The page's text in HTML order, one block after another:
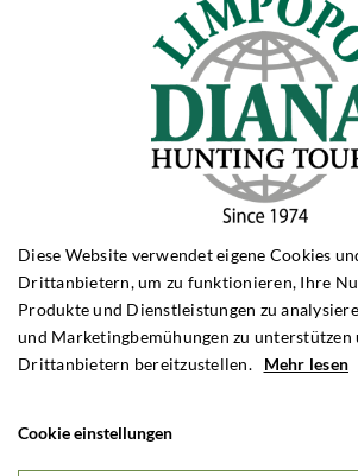
7 TAGE JAGDAUFENTHALT
Diese Website verwendet eigene Cookies
Drittanbietern, um zu funktionieren, Ihre
Produkte und Dienstleistungen zu
und Marketingbemühungen zu unterstützen
Drittanbietern bereitzustellen. Mehr lesen
Cookie einstellungen